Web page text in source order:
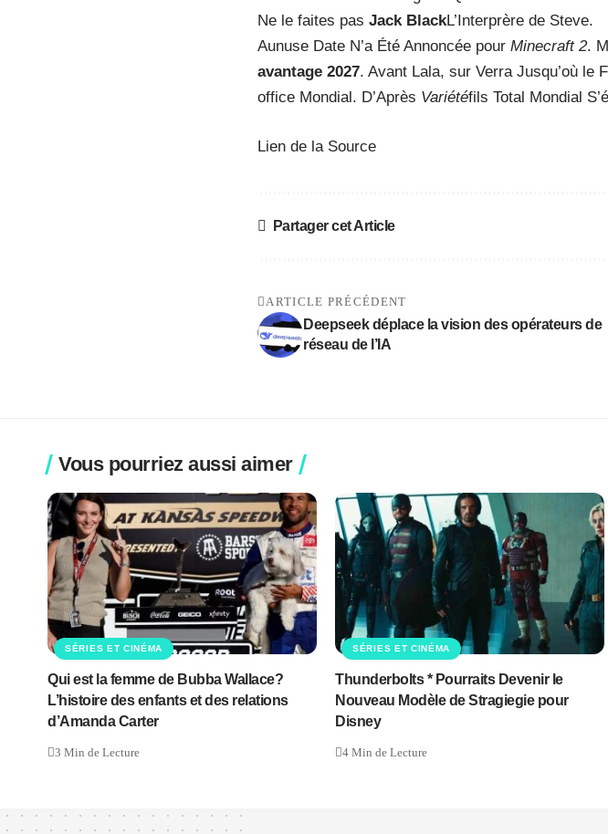
Ne le faites pas Jack BlackL’Interprère de Steve.
Aunuse Date N’a Été Annoncée pour Minecraft 2.
avantage 2027. Avant Lala, sur Verra Jusqu’où le
office Mondial. D’Après Variétéfils Total Mondial
Lien de la Source
Partager cet Article
ARTICLE PRÉCÉDENT
Deepseek déplace la vision des opérateurs de
réseau de l’IA
Vous pourriez aussi aimer
SÉRIES ET CINÉMA
Qui est la femme de Bubba Wallace?
L’histoire des enfants et des relations
d’Amanda Carter
3 Min de Lecture
SÉRIES ET CINÉMA
Thunderbolts * Pourraits Devenir le
Nouveau Modèle de Stragiegie pour
Disney
4 Min de Lecture